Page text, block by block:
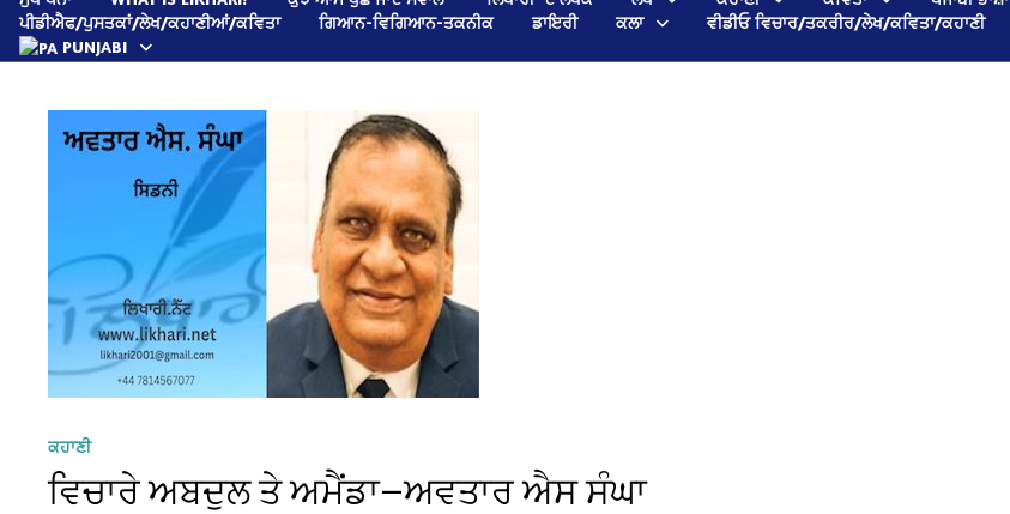
ਪੀਡੀਐਫ/ਪੁਸਤਕਾਂ/ਲੇਖ/ਕਹਾਣੀਆਂ/ਕਵਿਤਾ
ਗਿਆਨ-ਵਿਗਿਆਨ-ਤਕਨੀਕ ਡਾਇਰੀ ਕਲਾ ਵੀਡੀਓ ਵਿਚਾਰ/ਤਕਰੀਰ/ਲੇਖ/ਕਵਿਤਾ/ਕਹਾਣੀ
PUNJABI
ਕਹਾਣੀ
ਵਿਚਾਰੇ ਅਬਦੁਲ ਤੇ ਅਮੈਂਡਾ—ਅਵਤਾਰ ਐਸ ਸੰਘਾ